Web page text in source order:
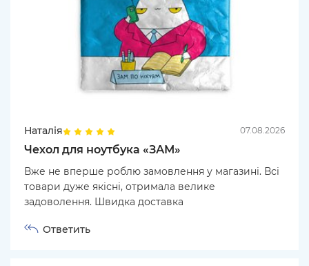
Наталія 07.08.2026
Чехол для ноутбука «ЗАМ»
Вже не вперше роблю замовлення у магазині. Всі
товари дуже якісні, отримала велике
задоволення. Швидка доставка
Ответить